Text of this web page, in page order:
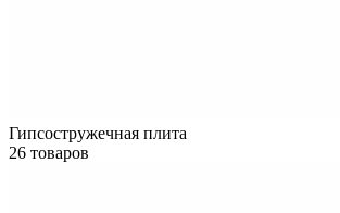
Гипсостружечная плита
26 товаров